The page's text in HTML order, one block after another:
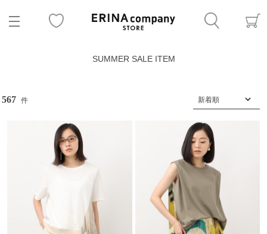
SUMMER SALE ITEM
567 件